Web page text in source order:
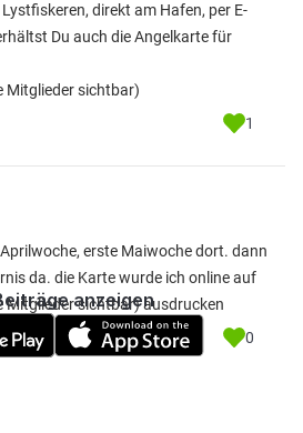
direkt am Hafen, per E-
Du auch die Angelkarte für
Mitglieder sichtbar)
1
erste Maiwoche dort. dann
da. die Karte wurde ich online auf
Mitglieder sichtbar)ausdrucken
0
anzeigen